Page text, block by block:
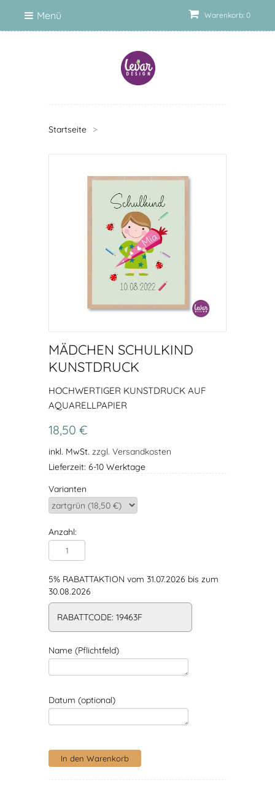
Warenkorb: 0
Menü
Startseite >
MÄDCHEN SCHULKIND
KUNSTDRUCK
HOCHWERTIGER KUNSTDRUCK AUF
AQUARELLPAPIER
18,50 €
inkl. MwSt. zzgl. Versandkosten
Lieferzeit: 6-10 Werktage
Varianten
Anzahl:
5% RABATTAKTION vom 31.07.2026 bis zum
30.08.2026
RABATTCODE: 19463F
Name (Pflichtfeld)
Datum (optional)